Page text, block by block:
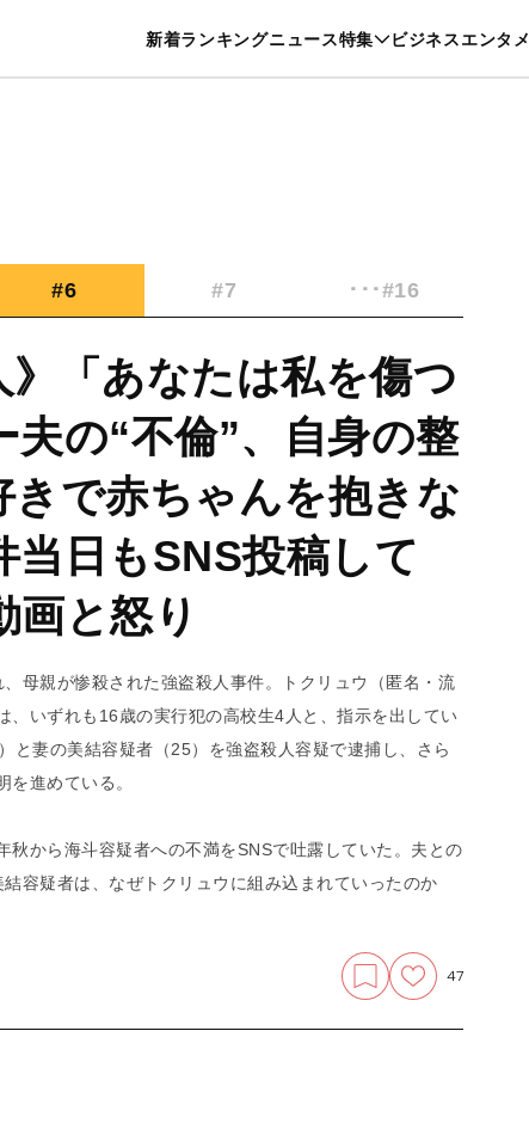
新着ランキングニュース特集 ビジネスエンタメ
暮らし スポーツ ヘルスケア 美容 グルメ
#6 #7 ･･･#16
》「あなたは私を傷つ
の“不倫”、自身の整
きで赤ちゃんを抱きな
日もSNS投稿して
画と怒り
母親が惨殺された強盗殺人事件。トクリュウ（匿名・流
、いずれも16歳の実行犯の高校生4人と、指示を出してい
と妻の美結容疑者（25）を強盗殺人容疑で逮捕し、さら
進めている。
秋から海斗容疑者への不満をSNSで吐露していた。夫との
容疑者は、なぜトクリュウに組み込まれていったのか
47